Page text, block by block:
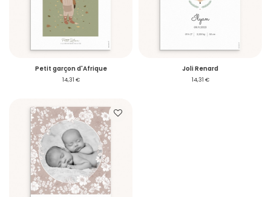
Petit garçon d'Afrique
14,31 €
Joli Renard
14,31 €